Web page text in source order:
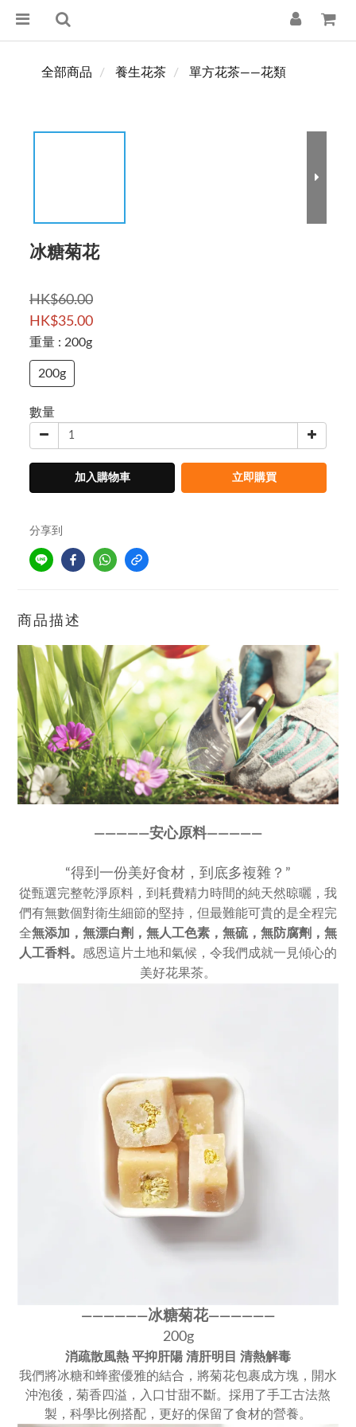
全部商品 養生花茶 單方花茶——花類
冰糖菊花
HK$60.00
HK$35.00
重量 : 200g
200g
數量
加入購物車 立即購買
分享到
商品描述
—————安心原料—————
“得到一份美好食材，到底多複雜？”
從甄選完整乾淨原料，到耗費精力時間的純天然晾曬，我
們有無數個對衛生細節的堅持，但最難能可貴的是全程完
全無添加， 無漂白劑，無人工色素， 無硫，無防腐劑，無
人工香料。 感恩這片土地和氣候，令我們成就一見傾心的
美好花果茶。
——————冰糖菊花——————
200g
消疏散風熱 平抑肝陽 清肝明目 清熱解毒
我們將冰糖和蜂蜜優雅的結合，將菊花包裹成方塊，開水
沖泡後，菊香四溢，入口甘甜不斷。採用了手工古法熬
製，科學比例搭配，更好的保留了食材的營養。